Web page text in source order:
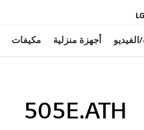
أجهزة منزلية مكيفات
505E.ATH